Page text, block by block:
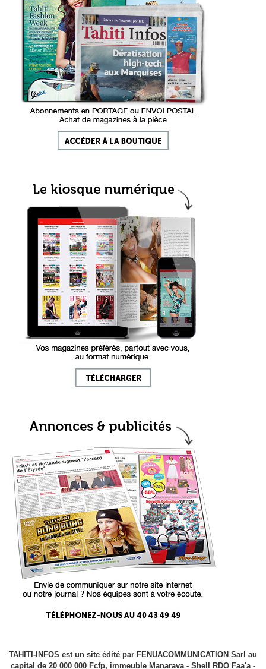
TAHITI-INFOS est un site édité par FENUACOMMUNICATION Sarl au
capital de 20 000 000 Fcfp, immeuble Manarava - Shell RDO Faa'a -